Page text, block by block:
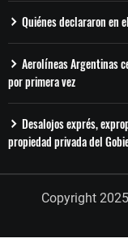
Quiénes declararon en
Aerolíneas Argentinas
por primera vez
Desalojos exprés,
propiedad privada del
Copyright